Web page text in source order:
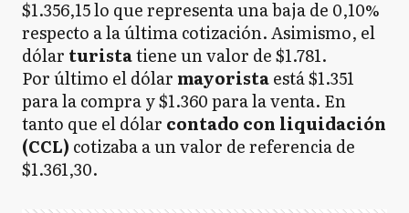
$1.356,15 lo que representa una baja de 0,10%
respecto a la última cotización. Asimismo, el
dólar turistatiene un valor de $1.781.
Por último el dólar mayoristaestá $1.351
para la compra y $1.360 para la venta. En
tanto que el dólar contado con liquidación
(CCL) cotizaba a un valor de referencia de
$1.361,30.